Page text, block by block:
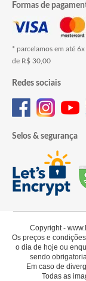
Formas de
* parcelamos em até
de R$ 30,00
Redes sociais
Selos & segurança
Copyright -
Os preços e
o dia de hoje ou
sendo
Em caso de
Todas as